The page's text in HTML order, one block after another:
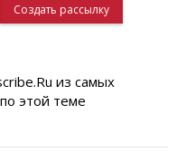
Создать рассылку
из самых
этой теме